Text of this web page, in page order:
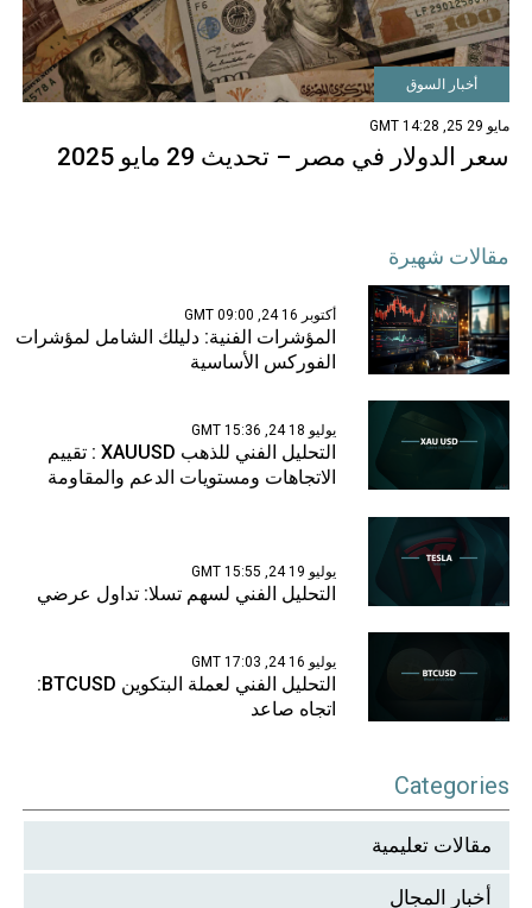
أخبار السوق
مايو 29 25, 14:28 GMT
سعر الدولار في مصر – تحديث 29 مايو 2025
مقالات شهيرة
أكتوبر 16 24, 09:00 GMT
المؤشرات الفنية: دليلك الشامل لمؤشرات
الفوركس الأساسية
يوليو 18 24, 15:36 GMT
التحليل الفني للذهب XAUUSD : تقييم
الاتجاهات ومستويات الدعم والمقاومة
يوليو 19 24, 15:55 GMT
التحليل الفني لسهم تسلا: تداول عرضي
يوليو 16 24, 17:03 GMT
التحليل الفني لعملة البتكوين BTCUSD:
اتجاه صاعد
Categories
مقالات تعليمية
أخبار المجال